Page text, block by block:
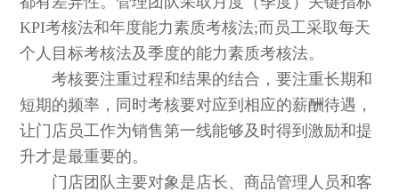
KPI考核法和年度能力素质考核法;而员工采取每天
个人目标考核法及季度的能力素质考核法。
考核要注重过程和结果的结合，要注重长期和
短期的频率，同时考核要对应到相应的薪酬待遇，
让门店员工作为销售第一线能够及时得到激励和提
升才是最重要的。
门店团队主要对象是店长、商品管理人员和客